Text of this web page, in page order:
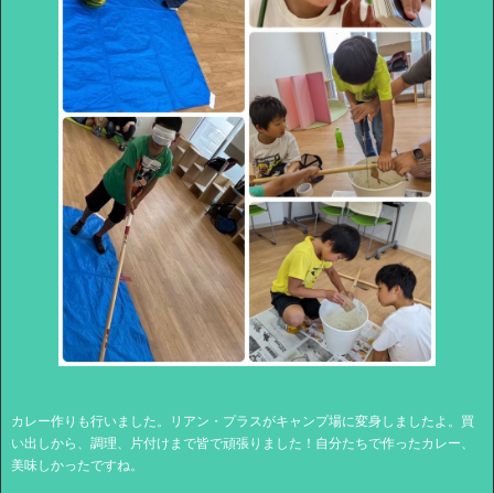
カレー作りも行いました。リアン・プラスがキャンプ場に変身しましたよ。買
い出しから、調理、片付けまで皆で頑張りました！自分たちで作ったカレー、
美味しかったですね。